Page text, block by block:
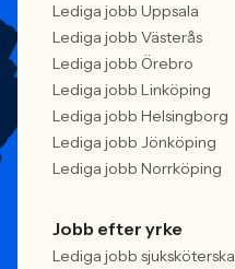
Lediga jobb Uppsala
Lediga jobb Västerås
Lediga jobb Örebro
Lediga jobb Linköping
Lediga jobb Helsingborg
Lediga jobb Jönköping
Lediga jobb Norrköping
Jobb efter yrke
Lediga jobb sjuksköterska